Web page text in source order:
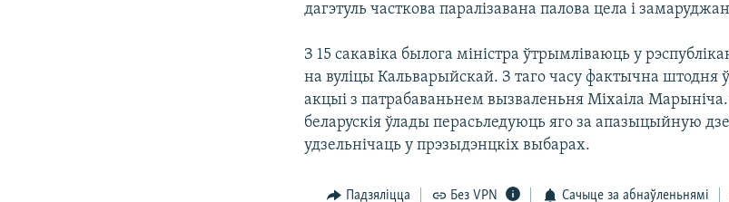
дагэтуль часткова паралізавана палова цела і
З 15 сакавіка былога міністра ўтрымліваюць у
на вуліцы Кальварыйскай. З таго часу фактычна штодня ў
акцыі з патрабаваньнем вызваленьня Міхаіла Марыніча.
беларускія ўлады перасьледуюць яго за апазыцыйную
удзельнічаць у прэзыдэнцкіх выбарах.
Падзяліцца Без VPN Сачыце за абнаўленьнямі